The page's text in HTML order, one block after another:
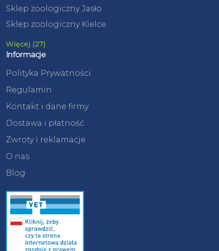
Sklep zoologiczny Jasło
Sklep zoologiczny Kielce
Więcej (27)
Informacje
Polityka Prywatności
Regulamin
Kontakt i dane firmy
Dostawa i płatność
Zwroty i reklamacje
O nas
Blog